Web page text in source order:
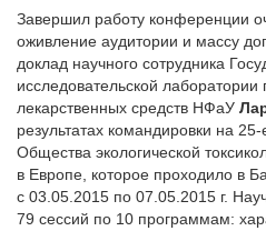
Завершил работу конференции
оживление аудитории и массу
доклад научного сотрудника
исследовательской лаборатории
лекарственных средств НФаУ
результатах командировки на
Общества экологической
в Европе, которое проходило в
с 03.05.2015 по 07.05.2015 г.
79 сессий по 10 программам: